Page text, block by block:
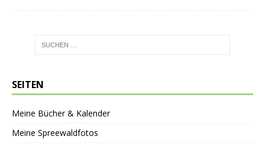
SEITEN
Meine Bücher & Kalender
Meine Spreewaldfotos